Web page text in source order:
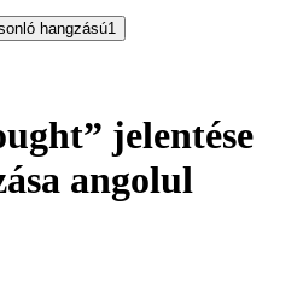
hangzású1
jelentése
angolul